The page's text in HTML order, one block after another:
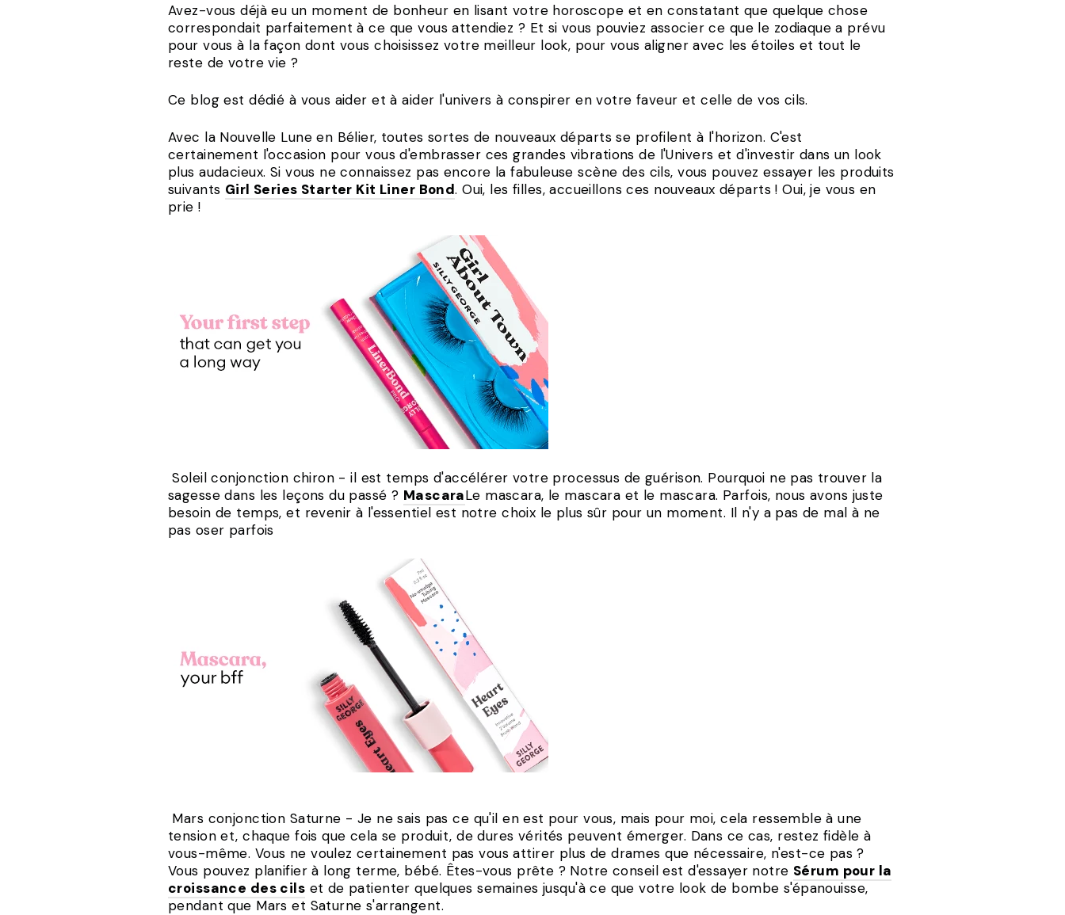
Avez-vous déjà eu un moment de bonheur en lisant votre horoscope et en constatant que quelque chose
correspondait parfaitement à ce que vous attendiez ? Et si vous pouviez associer ce que le zodiaque a prévu
pour vous à la façon dont vous choisissez votre meilleur look, pour vous aligner avec les étoiles et tout le
reste de votre vie ?
Ce blog est dédié à vous aider et à aider l'univers à conspirer en votre faveur et celle de vos cils.
Avec la Nouvelle Lune en Bélier, toutes sortes de nouveaux départs se profilent à l'horizon. C'est
certainement l'occasion pour vous d'embrasser ces grandes vibrations de l'Univers et d'investir dans un look
plus audacieux. Si vous ne connaissez pas encore la fabuleuse scène des cils, vous pouvez essayer les produits
suivants Girl Series Starter Kit Liner Bond. Oui, les filles, accueillons ces nouveaux départs ! Oui, je vous en
prie !
Soleil conjonction chiron - il est temps d'accélérer votre processus de guérison. Pourquoi ne pas trouver la
sagesse dans les leçons du passé ? MascaraLe mascara, le mascara et le mascara. Parfois, nous avons juste
besoin de temps, et revenir à l'essentiel est notre choix le plus sûr pour un moment. Il n'y a pas de mal à ne
pas oser parfois
Mars conjonction Saturne - Je ne sais pas ce qu'il en est pour vous, mais pour moi, cela ressemble à une
tension et, chaque fois que cela se produit, de dures vérités peuvent émerger. Dans ce cas, restez fidèle à
vous-même. Vous ne voulez certainement pas vous attirer plus de drames que nécessaire, n'est-ce pas ?
Vous pouvez planifier à long terme, bébé. Êtes-vous prête ? Notre conseil est d'essayer notre Sérum pour la
croissance des cils et de patienter quelques semaines jusqu'à ce que votre look de bombe s'épanouisse,
pendant que Mars et Saturne s'arrangent.